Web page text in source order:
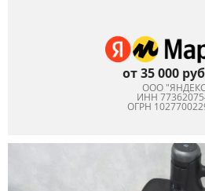
от 35 000
ООО
ИНН
ОГРН